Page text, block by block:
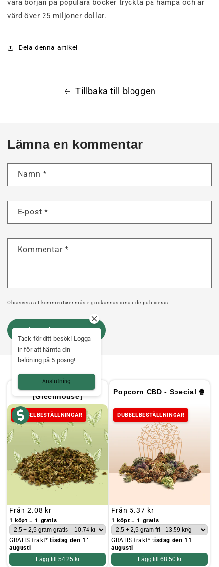
vara början på populära böcker tryckta på hampa och är
värd över 25 miljoner dollar.
Dela denna artikel
Tillbaka till bloggen
Lämna en kommentar
Namn *
E-post *
Kommentar *
Observera att kommentarer måste godkännas innan de publiceras.
[Greenhouse]
DUBBELBESTÄLLNINGAR
Ordinarie
pris
Från 2.08 kr
1 köpt = 1 gratis
GRATIS frakt*tisdag den 11
augusti
Lägg till 54.25 kr
Popcorn CBD - Special 🍿
DUBBELBESTÄLLNINGAR
Ordinarie
pris
Från 5.37 kr
1 köpt = 1 gratis
GRATIS frakt*tisdag den 11
augusti
Lägg till 68.50 kr
Tack för ditt besök! Logga
in för att hämta din
belöning på 5 poäng!
Anslutning